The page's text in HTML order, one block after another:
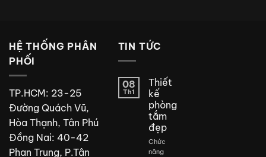
HỆ THỐNG PHÂN
PHỐI
TP.HCM: 23-25
Đường Quách Vũ,
Hòa Thạnh, Tân Phú
Đồng Nai: 40-42
Phan Trung, P.Tân
TIN TỨC
08
Th1
Thiết
kế
phòng
tắm
đẹp
Chức
năng